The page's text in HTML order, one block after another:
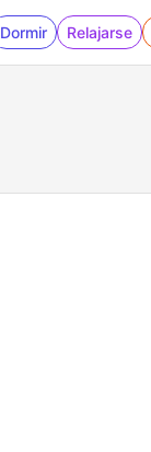
Dormir Relajarse